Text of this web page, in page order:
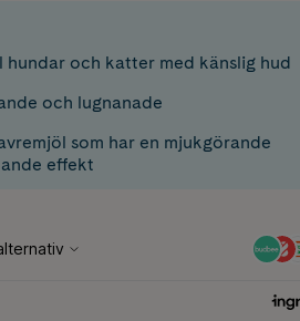
hundar och katter med känslig hud
och lugnanade
som har en mjukgörande
effekt